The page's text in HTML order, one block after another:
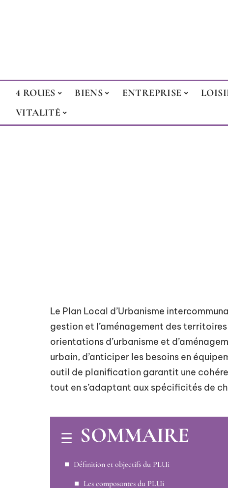
4 ROUES BIENS ENTREPRISE
VITALITÉ
Le Plan Local d’Urbanisme
gestion et l’aménagement des
orientations d’urbanisme et
urbain, d’anticiper les besoins en
outil de planification garantit une
tout en s’adaptant aux spécificités de
SOMMAIRE
Définition et objectifs du PLUi
Les composantes du PLUi